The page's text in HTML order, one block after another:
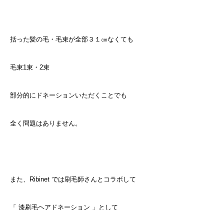
括った髪の毛・毛束が全部３１㎝なくても
毛束1束・2束
部分的にドネーションいただくことでも
全く問題はありません。
また、Ribinet では刷毛師さんとコラボして
「 漆刷毛ヘアドネーション 」として